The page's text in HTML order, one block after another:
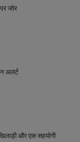
जोर
अलर्ट
और एक सहयोगी